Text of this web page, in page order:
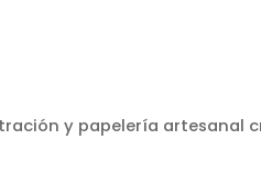
y papelería artesanal